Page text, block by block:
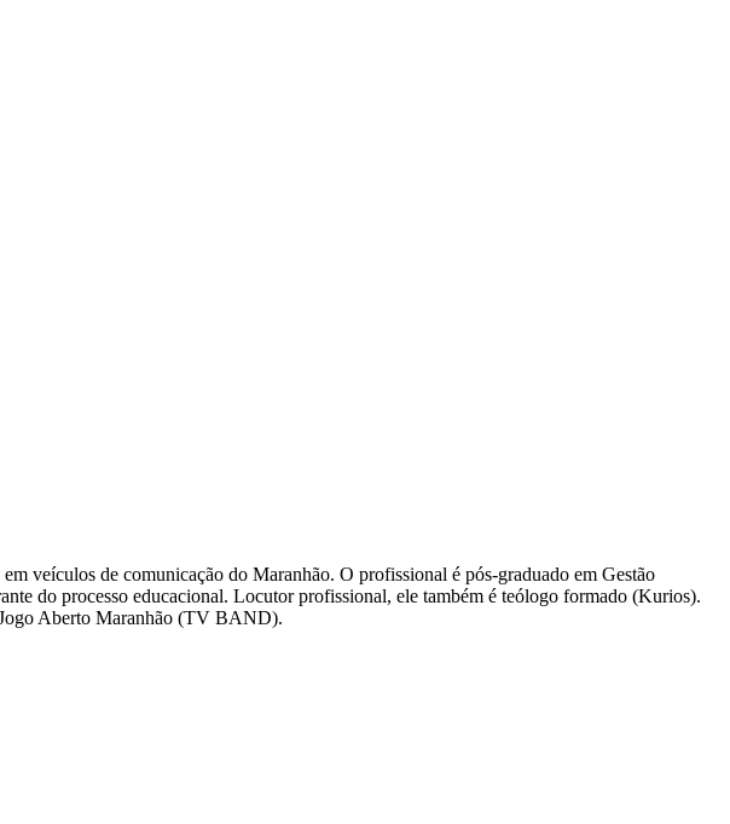
veículos de comunicação do Maranhão. O profissional é pós-graduado em Gestão
do processo educacional. Locutor profissional, ele também é teólogo formado (Kurios).
Aberto Maranhão (TV BAND).